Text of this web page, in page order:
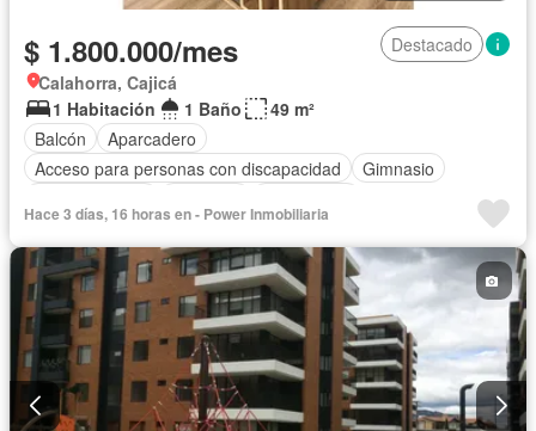
$ 1.800.000/mes
Destacado
Calahorra, Cajicá
1 Habitación
1 Baño
49 m²
Balcón
Aparcadero
Acceso para personas con discapacidad
Gimnasio
Seguridad privada
Agua
Hace 3 días, 16 horas en - Power Inmobiliaria